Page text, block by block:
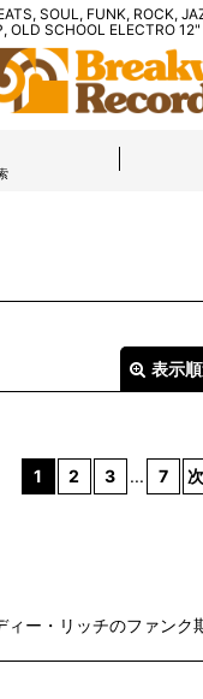
SOUL, FUNK, ROCK,
OLD SCHOOL ELECTRO
表示
1 2 3 ... 7 次
ー・リッチのファン